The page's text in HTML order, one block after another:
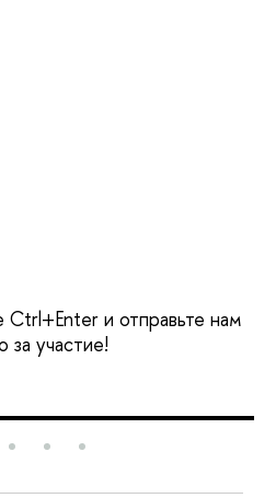
и отправьте нам
участие!